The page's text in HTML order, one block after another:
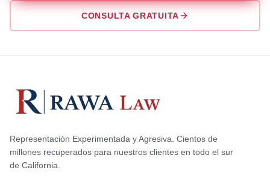
CONSULTA GRATUITA
Representación Experimentada y Agresiva. Cientos de
millones recuperados para nuestros clientes en todo el sur
de California.